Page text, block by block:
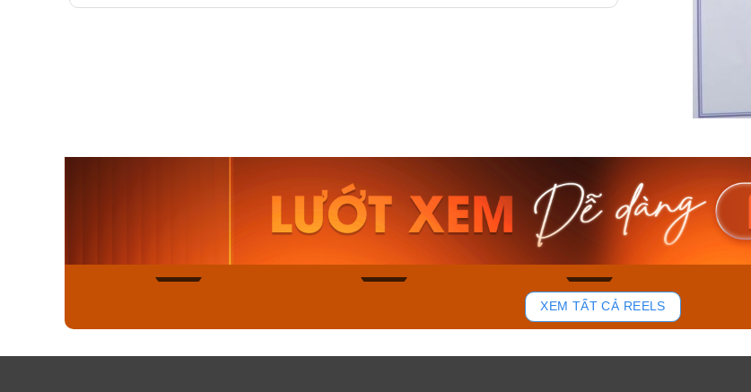
Casio Nam MTS-
115D-1AVDF
2.823.000₫
2.399.550₫
Mua ngay
43
Casio Nam MTS-
RS100L-1AVDF
4.276.000₫
3.634.600₫
XEM TẤT CẢ REELS